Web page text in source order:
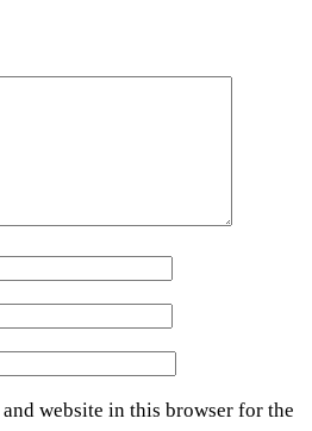
and website in this browser for the